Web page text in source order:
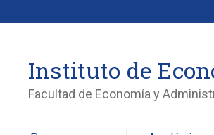
Instituto de
Facultad de Economía y